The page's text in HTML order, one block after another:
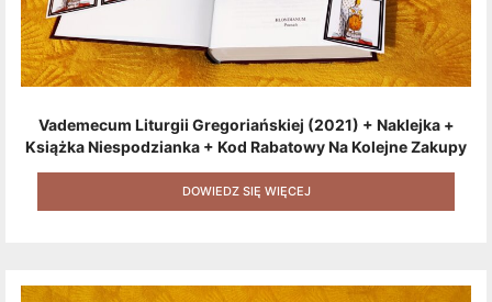
Vademecum Liturgii Gregoriańskiej (2021) + Naklejka +
Książka Niespodzianka + Kod Rabatowy Na Kolejne Zakupy
+ Gratis (książka W Formacie Elektronicznym) [zestaw 3
Produktów + Kod Rabatowy + Gratis]
DOWIEDZ SIĘ WIĘCEJ